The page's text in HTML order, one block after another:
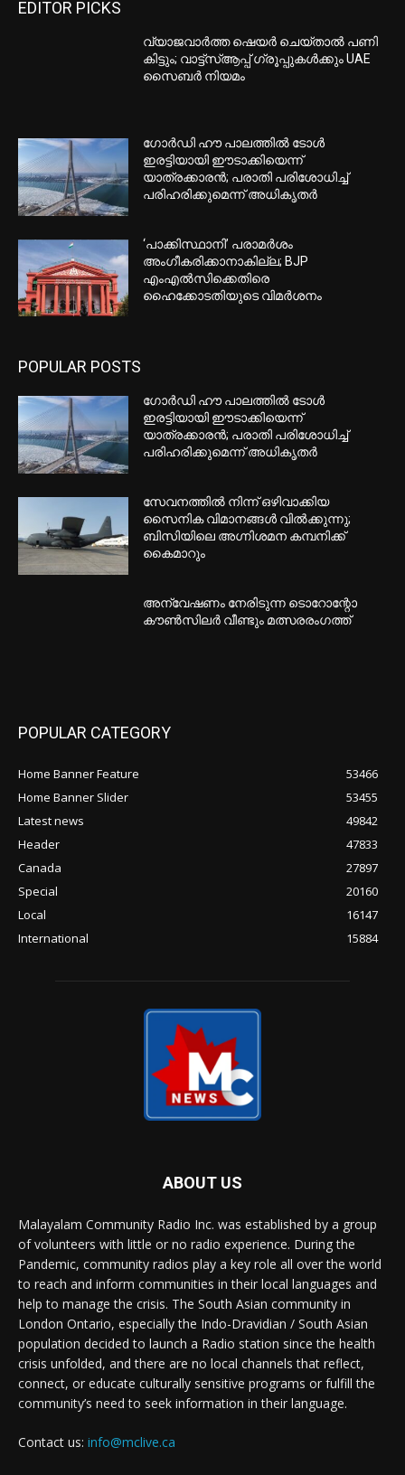
EDITOR PICKS
വ്യാജവാർത്ത ഷെയർ ചെയ്താൽ പണി
കിട്ടും; വാട്ട്‌സ്ആപ്പ് ഗ്രൂപ്പുകൾക്കും UAE
സൈബർ നിയമം
ഗോർഡി ഹൗ പാലത്തിൽ ടോൾ
ഇരട്ടിയായി ഈടാക്കിയെന്ന്
യാത്രക്കാരൻ; പരാതി പരിശോധിച്ച്
പരിഹരിക്കുമെന്ന് അധികൃതർ
‘പാക്കിസ്ഥാനി’ പരാമർശം
അംഗീകരിക്കാനാകില്ല; BJP
എംഎൽസിക്കെതിരെ
ഹൈക്കോടതിയുടെ വിമർശനം
POPULAR POSTS
ഗോർഡി ഹൗ പാലത്തിൽ ടോൾ
ഇരട്ടിയായി ഈടാക്കിയെന്ന്
യാത്രക്കാരൻ; പരാതി പരിശോധിച്ച്
പരിഹരിക്കുമെന്ന് അധികൃതർ
സേവനത്തില്‍ നിന്ന് ഒഴിവാക്കിയ
സൈനിക വിമാനങ്ങള്‍ വില്‍ക്കുന്നു;
ബിസിയിലെ അഗ്നിശമന കമ്പനിക്ക്
കൈമാറും
അന്വേഷണം നേരിടുന്ന ടൊറോന്റോ
കൗണ്‍സിലര്‍ വീണ്ടും മത്സരരംഗത്ത്
POPULAR CATEGORY
Home Banner Feature
53466
Home Banner Slider
53455
Latest news
49842
Header
47833
Canada
27897
Special
20160
Local
16147
International
15884
ABOUT US
Malayalam Community Radio Inc. was established by a group
of volunteers with little or no radio experience. During the
Pandemic, community radios play a key role all over the world
to reach and inform communities in their local languages and
help to manage the crisis. The South Asian community in
London Ontario, especially the Indo-Dravidian / South Asian
population decided to launch a Radio station since the health
crisis unfolded, and there are no local channels that reflect,
connect, or educate culturally sensitive programs or fulfill the
community’s need to seek information in their language.
Contact us: info@mclive.ca